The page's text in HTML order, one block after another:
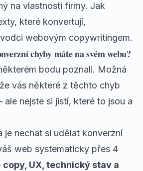
na vlastnosti firmy. Jak
které konvertují,
webovým copywritingem.
chyby máte na svém webu?
bodu poznali. Možná
vás některé z těchto chyb
nejste si jistí, které to jsou a
je nechat si udělat konverzní
web systematicky přes 4
copy, UX, technický stav a